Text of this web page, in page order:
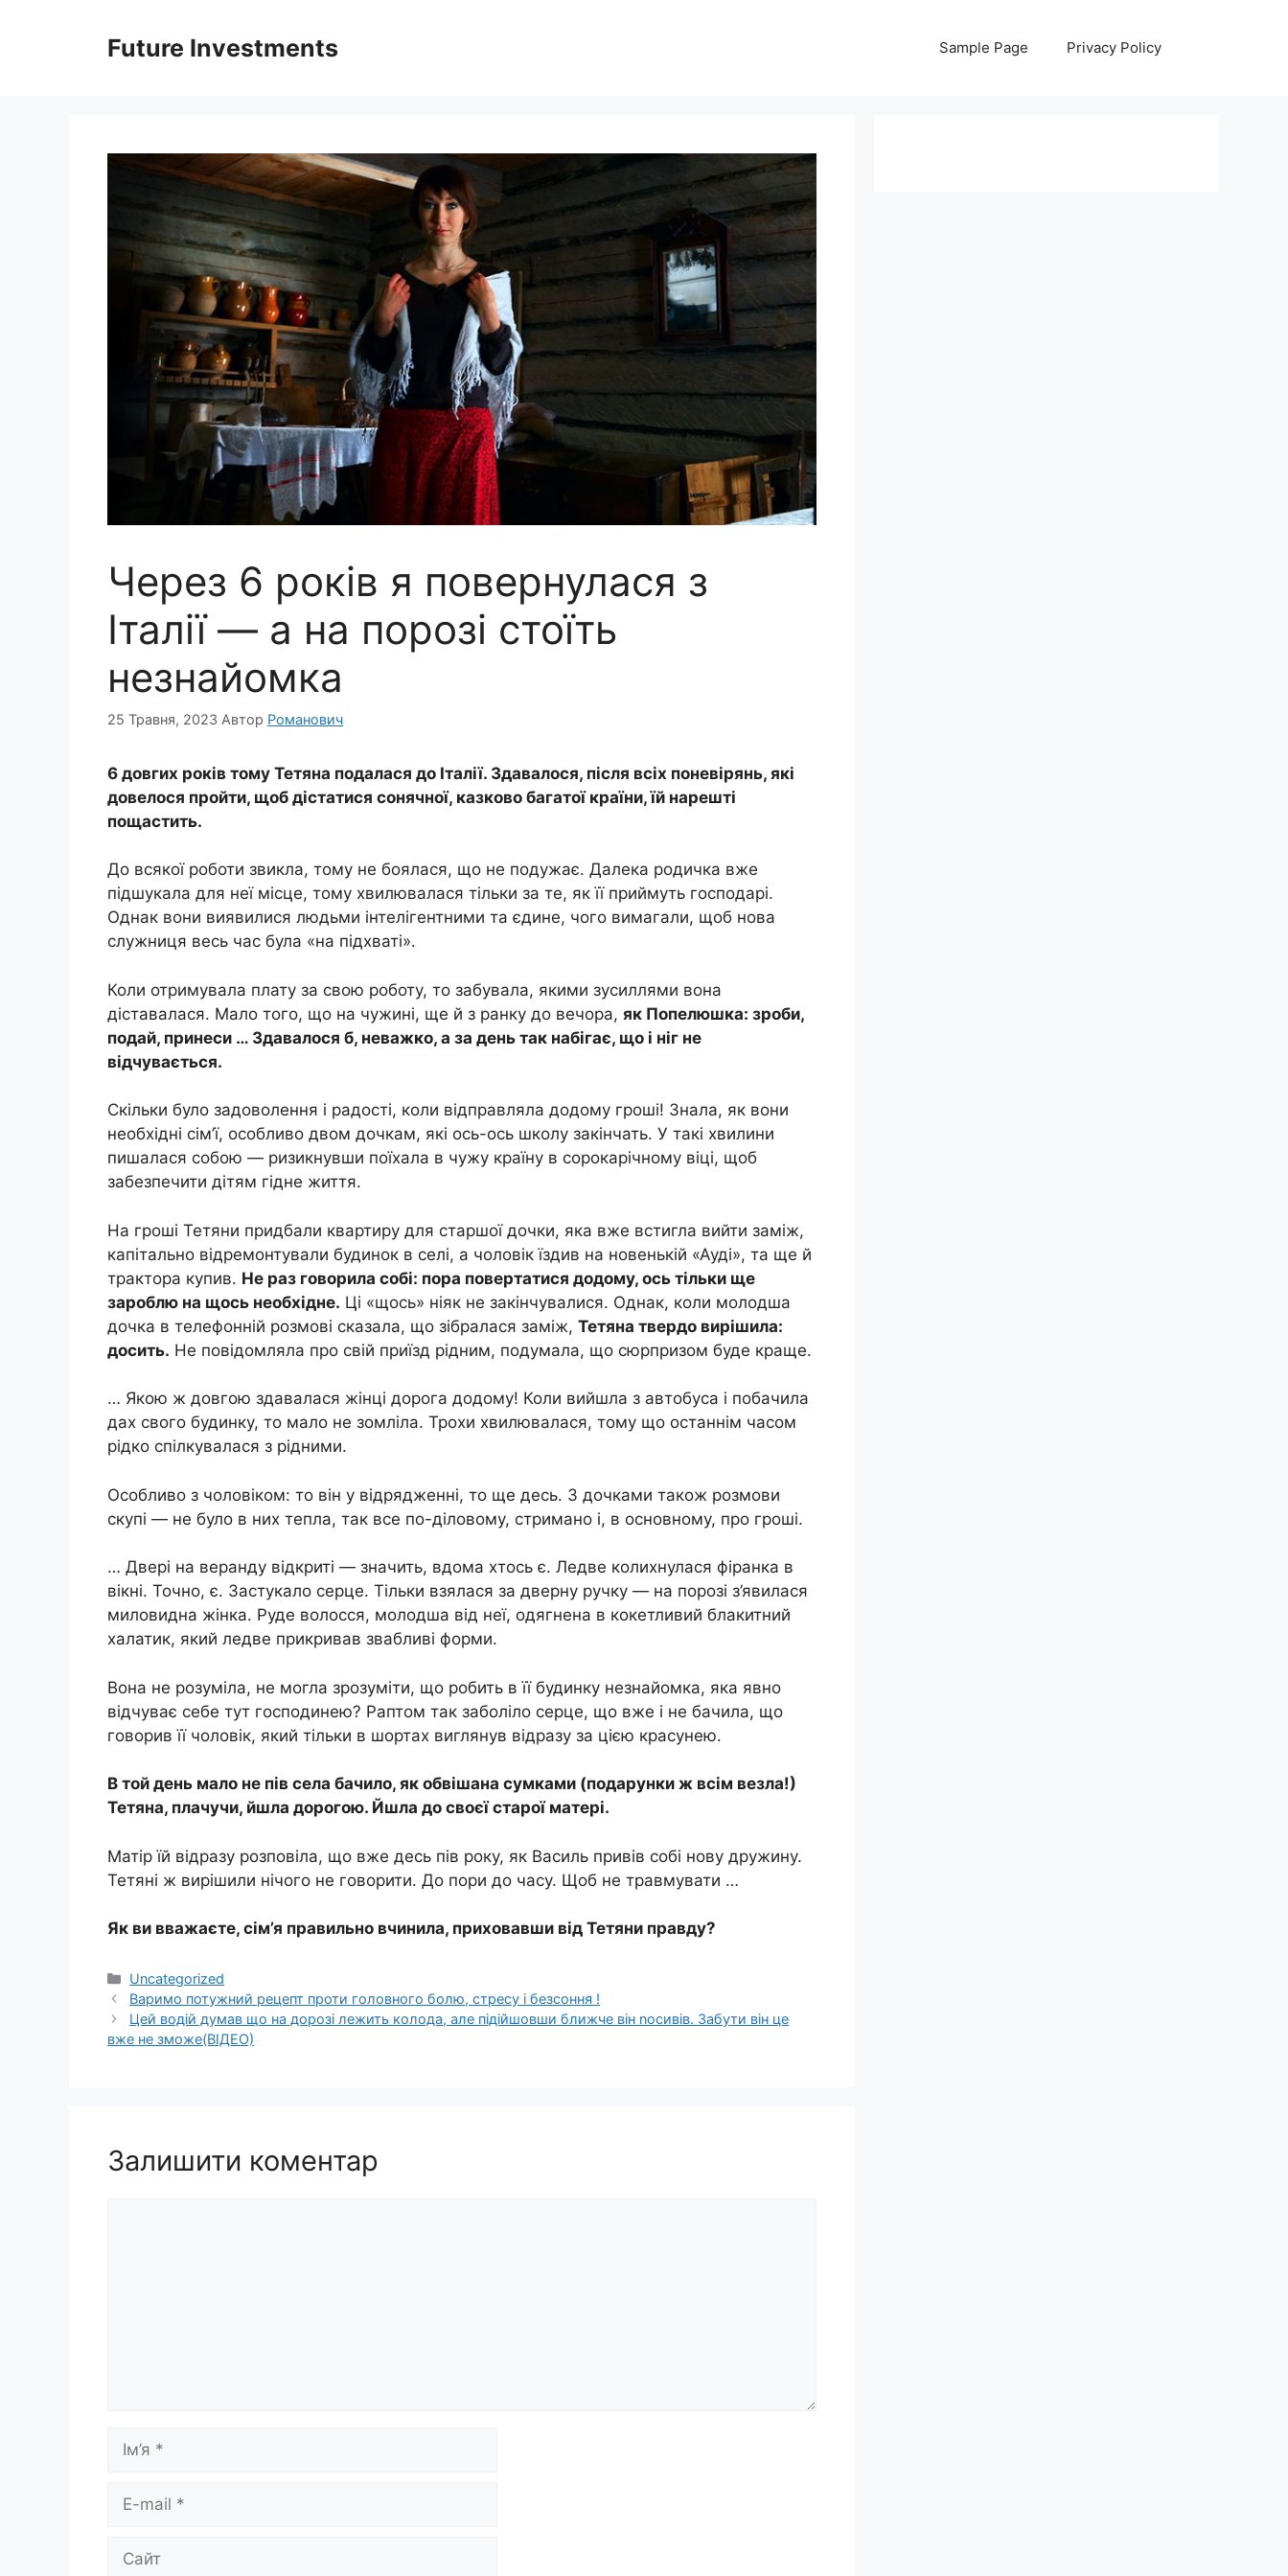
Future Investments Sample Page Privacy Policy
Через 6 років я повернулася з
Італії — а на порозі стоїть
незнайомка
25 Травня, 2023 Автор Романович
6 довгих років тому Тетяна подалася до Італії. Здавалося, після всіх поневірянь, які
довелося пройти, щоб дістатися сонячної, казково багатої країни, їй нарешті
пощастить.
До всякої роботи звикла, тому не боялася, що не подужає. Далека родичка вже
підшукала для неї місце, тому хвилювалася тільки за те, як її приймуть господарі.
Однак вони виявилися людьми інтелігентними та єдине, чого вимагали, щоб нова
служниця весь час була «на підхваті».
Коли отримувала плату за свою роботу, то забувала, якими зусиллями вона
діставалася. Мало того, що на чужині, ще й з ранку до вечора, як Попелюшка: зроби,
подай, принеси … Здавалося б, неважко, а за день так набігає, що і ніг не
відчувається.
Скільки було задоволення і радості, коли відправляла додому гроші! Знала, як вони
необхідні сім’ї, особливо двом дочкам, які ось-ось школу закінчать. У такі хвилини
пишалася собою — ризикнувши поїхала в чужу країну в сорокарічному віці, щоб
забезпечити дітям гідне життя.
На гроші Тетяни придбали квартиру для старшої дочки, яка вже встигла вийти заміж,
капітально відремонтували будинок в селі, а чоловік їздив на новенькій «Ауді», та ще й
трактора купив. Не раз говорила собі: пора повертатися додому, ось тільки ще
зароблю на щось необхідне. Ці «щось» ніяк не закінчувалися. Однак, коли молодша
дочка в телефонній розмові сказала, що зібралася заміж, Тетяна твердо вирішила:
досить. Не повідомляла про свій приїзд рідним, подумала, що сюрпризом буде краще.
… Якою ж довгою здавалася жінці дорога додому! Коли вийшла з автобуса і побачила
дах свого будинку, то мало не зомліла. Трохи хвилювалася, тому що останнім часом
рідко спілкувалася з рідними.
Особливо з чоловіком: то він у відрядженні, то ще десь. 3 дочками також розмови
скупі — не було в них тепла, так все по-діловому, стримано і, в основному, про гроші.
… Двері на веранду відкриті — значить, вдома хтось є. Ледве колихнулася фіранка в
вікні. Точно, є. Застукало серце. Тільки взялася за дверну ручку — на порозі з’явилася
миловидна жінка. Руде волосся, молодша від неї, одягнена в кокетливий блакитний
халатик, який ледве прикривав звабливі форми.
Вона не розуміла, не могла зрозуміти, що робить в її будинку незнайомка, яка явно
відчуває себе тут господинею? Раптом так заболіло серце, що вже і не бачила, що
говорив її чоловік, який тільки в шортах виглянув відразу за цією красунею.
В той день мало не пів села бачило, як обвішана сумками (подарунки ж всім везла!)
Тетяна, плачучи, йшла дорогою. Йшла до своєї старої матері.
Матір їй відразу розповіла, що вже десь пів року, як Василь привів собі нову дружину.
Тетяні ж вирішили нічого не говорити. До пори до часу. Щоб не травмувати …
Як ви вважаєте, сім’я правильно вчинила, приховавши від Тетяни правду?
Категорії
Uncategorized
Варимо потужний рецепт проти головного болю, стресу і безсоння !
Цей водій думав що на дорозі лежить колода, але підійшовши ближче він nосивів. Забути він це
вже не зможе(ВІДЕО)
Залишити коментар
mail